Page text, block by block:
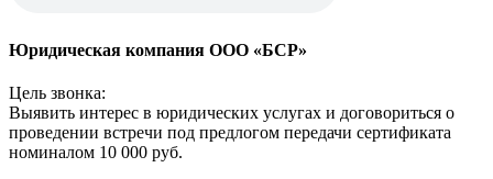
Юридическая компания ООО «БСР»
Цель звонка:
Выявить интерес в юридических услугах и договориться о
проведении встречи под предлогом передачи сертификата
номиналом 10 000 руб.